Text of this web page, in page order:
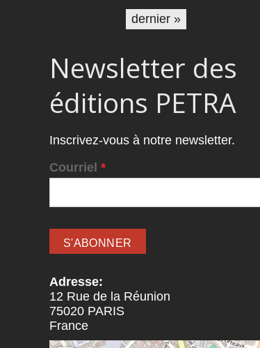
dernier »
Newsletter des
éditions PETRA
Inscrivez-vous à notre newsletter.
Courriel *
Adresse:
12 Rue de la Réunion
75020 PARIS
France